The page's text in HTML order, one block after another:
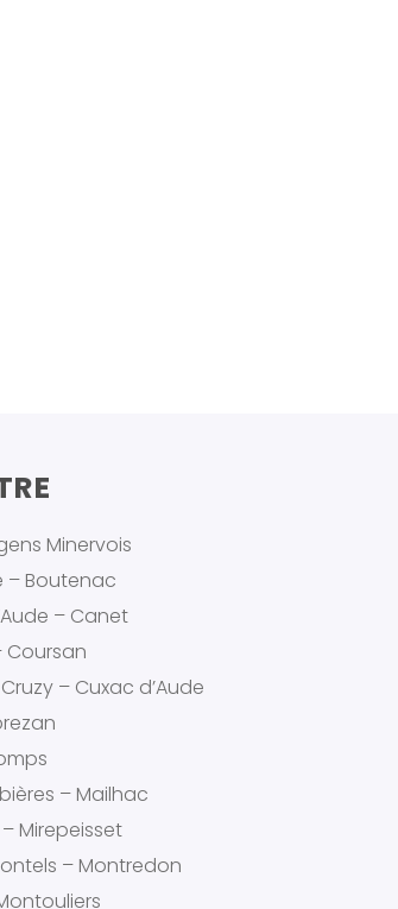
Minervois
– Boutenac
– Canet
– Cuxac d’Aude
– Mailhac
Mirepeisset
– Montredon